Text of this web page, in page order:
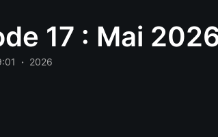
17 : Mai
2026